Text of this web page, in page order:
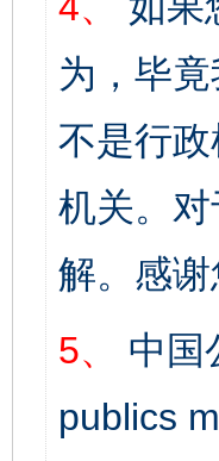
为，毕
不是行
机关。
解。感谢
5、
中国
publics